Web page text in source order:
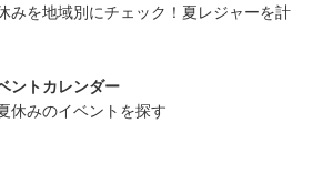
みを地域別にチェック！夏レジャーを計
ントカレンダー
休みのイベントを探す